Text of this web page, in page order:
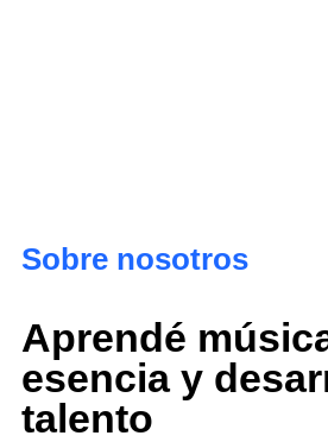
Sobre nosotros
Aprendé
esencia y
talento